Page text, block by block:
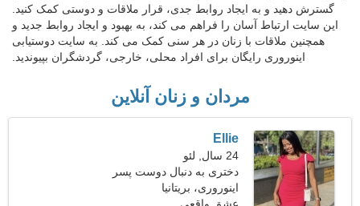
گسترش دهید و به ایجاد روابط جدی، قرار ملاقات و دوستی کمک کنید.
این سایت ارتباط آسان را فراهم می کند، به بهبود و ایجاد روابط جدید و
همچنین ملاقات با زنان در هر سنی کمک می کند. به سایت دوستیابی
اینوروری رایگان برای افراد محلی، خارجی، گردشگران بپیوندید.
مردان و زنان آنلاین
Ellie
24 سال, لئو
دختری به دنبال دوست پسر
25-36
اینوروری، بریتانیا